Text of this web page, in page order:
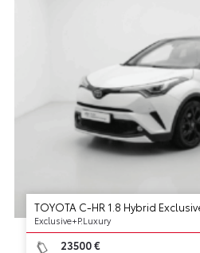
TOYOTA C-HR 1.8 Hybrid
Exclusive+P.Luxury
23500 €